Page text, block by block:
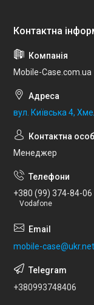
Mobile-Case.com.ua
вул. Київська 4,
Менеджер
+380 (99) 374-84-06
Vodafone
mobile-case@ukr.net
+380993748406